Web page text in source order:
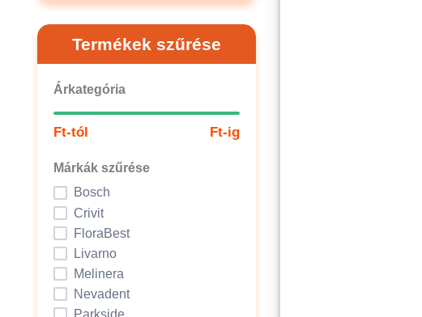
Termékek szűrése
Árkategória
Ft-tól Ft-ig
Márkák szűrése
Bosch
Crivit
FloraBest
Livarno
Melinera
Nevadent